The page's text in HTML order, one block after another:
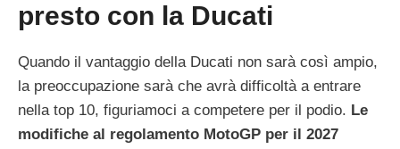
presto con la Ducati
Quando il vantaggio della Ducati non sarà così ampio,
la preoccupazione sarà che avrà difficoltà a entrare
nella top 10, figuriamoci a competere per il podio. Le
modifiche al regolamento MotoGP per il 2027